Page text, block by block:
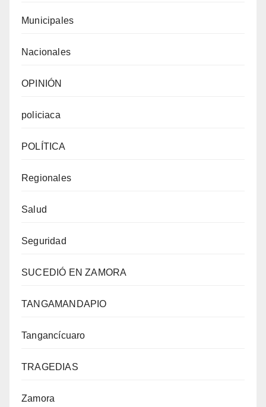
Municipales
Nacionales
OPINIÓN
policiaca
POLÍTICA
Regionales
Salud
Seguridad
SUCEDIÓ EN ZAMORA
TANGAMANDAPIO
Tangancícuaro
TRAGEDIAS
Zamora